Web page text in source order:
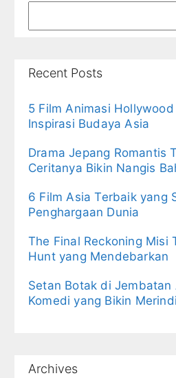
Recent Posts
5 Film Animasi
Inspirasi Budaya Asia
Drama Jepang Romantis
Ceritanya Bikin Nangis
6 Film Asia Terbaik yang
Penghargaan Dunia
The Final Reckoning Misi
Hunt yang Mendebarkan
Setan Botak di Jembatan
Komedi yang Bikin
Archives